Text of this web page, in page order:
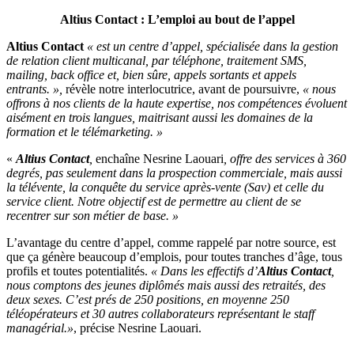
Altius Contact : L’emploi au bout de l’appel
Altius Contact « est un centre d’appel, spécialisée dans la gestion
de relation client multicanal, par téléphone, traitement SMS,
mailing, back office et, bien sûre, appels sortants et appels
entrants. », révèle notre interlocutrice, avant de poursuivre, « nous
offrons à nos clients de la haute expertise, nos compétences évoluent
aisément en trois langues, maitrisant aussi les domaines de la
formation et le télémarketing. »
« Altius Contact, enchaîne Nesrine Laouari , offre des services à 360
degrés, pas seulement dans la prospection commerciale, mais aussi
la télévente, la conquête du service après-vente (Sav) et celle du
service client. Notre objectif est de permettre au client de se
recentrer sur son métier de base. »
L’avantage du centre d’appel, comme rappelé par notre source, est
que ça génère beaucoup d’emplois, pour toutes tranches d’âge, tous
profils et toutes potentialités. « Dans les effectifs d’Altius Contact,
nous comptons des jeunes diplômés mais aussi des retraités, des
deux sexes. C’est prés de 250 positions, en moyenne 250
téléopérateurs et 30 autres collaborateurs représentant le staff
managérial.», précise Nesrine Laouari.